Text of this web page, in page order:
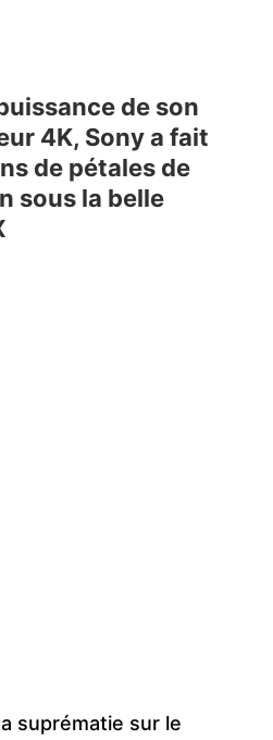
de son
4K, Sony a fait
de pétales de
sous la belle
suprématie sur le